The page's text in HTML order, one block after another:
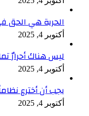
الحرية هي الحق
أكتوبر 4, 2025
ليس هناك أحرارٌ
أكتوبر 4, 2025
يجب أن أخترع
أكتوبر 4, 2025